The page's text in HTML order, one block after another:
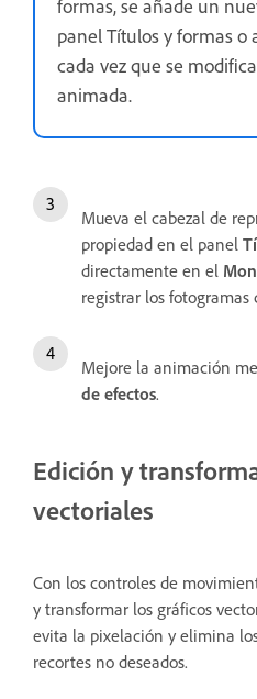
formas, se añade un
panel Títulos y formas o
cada vez que se
animada.
Mueva el cabezal de
propiedad en el panel
directamente en el
registrar los fotogramas
Mejore la animación
de efectos.
Edición y
vectoriales
Con los controles de
y transformar los gráficos
evita la pixelación y elimina
recortes no deseados.